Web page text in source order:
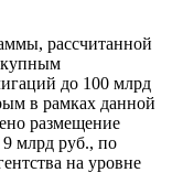
рассчитанной
до 100 млрд
в рамках данной
размещение
млрд руб., по
на уровне